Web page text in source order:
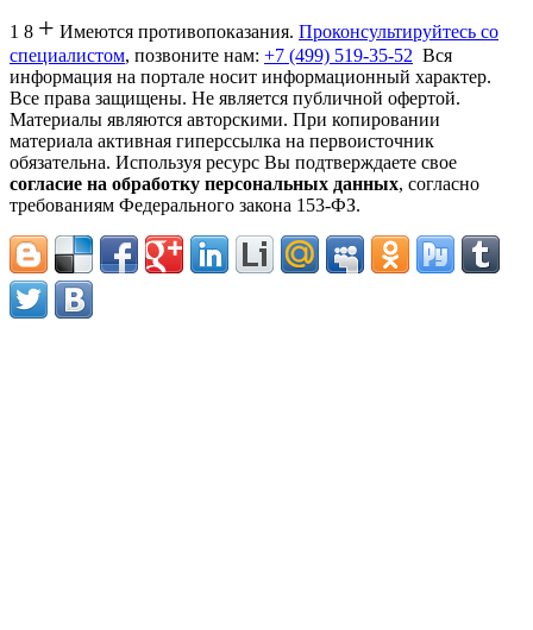
1 8 + Имеются противопоказания. Проконсультируйтесь со
специалистом, позвоните нам: +7 (499) 519-35-52 Вся
информация на портале носит информационный характер.
Все права защищены. Не является публичной офертой.
Материалы являются авторскими. При копировании
материала активная гиперссылка на первоисточник
обязательна. Используя ресурс Вы подтверждаете свое
согласие на обработку персональных данных, согласно
требованиям Федерального закона 153-ФЗ.